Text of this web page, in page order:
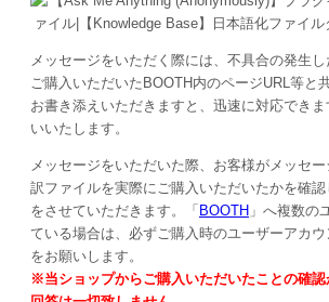
メッセージをいただく際には、不具合の発生
ご購入いただいたBOOTH内のページURL等と
お書き添えいただきますと、迅速に対応でき
いいたします。
メッセージをいただいた際、お客様がメッセ
訳ファイルを実際にご購入いただいたかを確
をさせていただきます。「 BOOTH 」へ複数の
ている場合は、必ずご購入時のユーザーアカ
をお願いします。
※当ショップからご購入いただいたことの確